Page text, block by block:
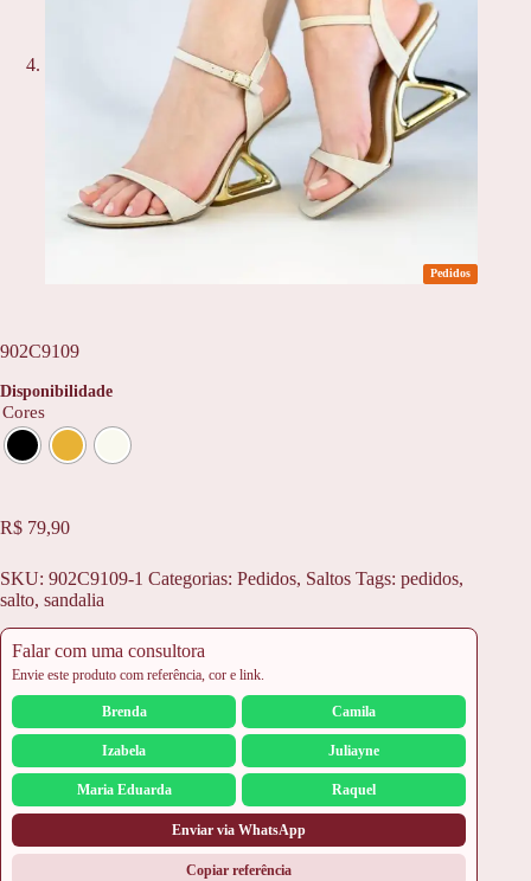
Pedidos
902C9109
Disponibilidade
Cores
R$ 79,90
SKU: 902C9109-1 Categorias: Pedidos, Saltos Tags: pedidos,
salto, sandalia
Falar com uma consultora
Envie este produto com referência, cor e link.
Brenda Camila
Izabela Juliayne
Maria Eduarda Raquel
Enviar via WhatsApp
Copiar referência